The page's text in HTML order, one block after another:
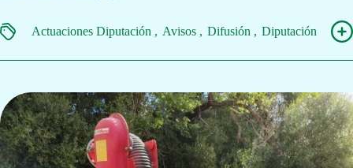
Actuaciones Diputación Avisos Difusión Diputación